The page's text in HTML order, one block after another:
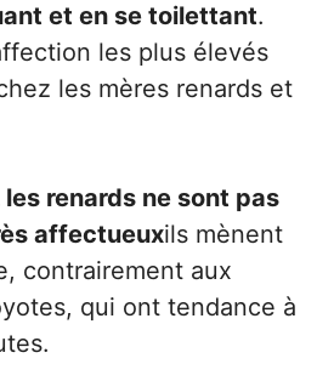
et en se toilettant.
les plus élevés
les mères renards et
renards ne sont pas
affectueuxils mènent
contrairement aux
qui ont tendance à